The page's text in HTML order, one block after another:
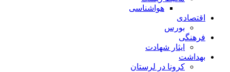
هواشناسی
اقتصادی
بورس
فرهنگی
ایثار شهادت
بهداشت
کرونا در لرستان